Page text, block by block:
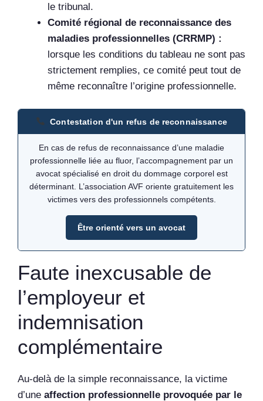
le tribunal.
Comité régional de reconnaissance des
maladies professionnelles (CRRMP) :
lorsque les conditions du tableau ne sont pas
strictement remplies, ce comité peut tout de
même reconnaître l’origine professionnelle.
Contestation d'un refus de reconnaissance
En cas de refus de reconnaissance d’une maladie
professionnelle liée au fluor, l’accompagnement par un
avocat spécialisé en droit du dommage corporel est
déterminant. L’association AVF oriente gratuitement les
victimes vers des professionnels compétents.
Être orienté vers un avocat
Faute inexcusable de
l’employeur et
indemnisation
complémentaire
Au-delà de la simple reconnaissance, la victime
d’une affection professionnelle provoquée par le